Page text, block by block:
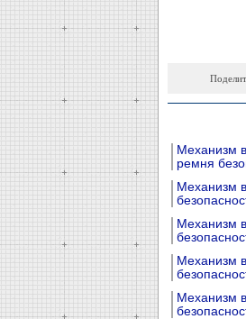
Механизм
ремня
Механизм
Механизм
Механизм
Механизм